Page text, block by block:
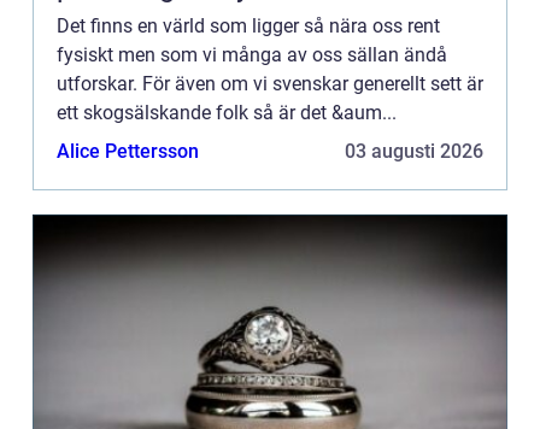
Det finns en värld som ligger så nära oss rent
fysiskt men som vi många av oss sällan ändå
utforskar. För även om vi svenskar generellt sett är
ett skogsälskande folk så är det &aum...
Alice Pettersson
03 augusti 2026